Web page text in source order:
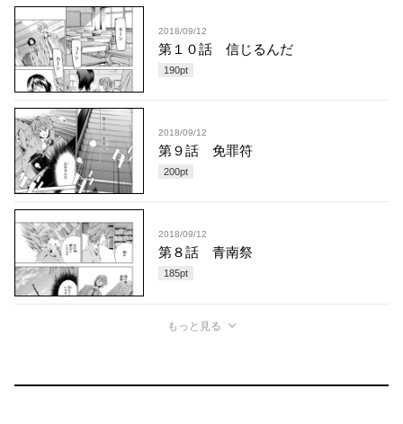
2018/09/12
第１０話 信じるんだ
190pt
2018/09/12
第９話 免罪符
200pt
2018/09/12
第８話 青南祭
185pt
もっと見る